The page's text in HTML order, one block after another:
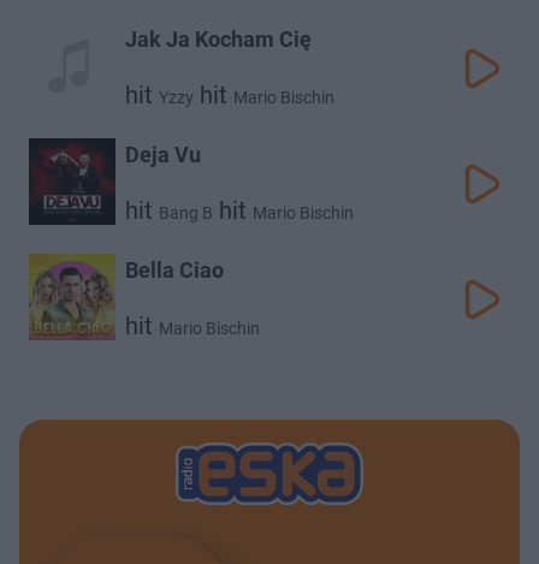
Jak Ja Kocham Cię
hit Yzzy hit Mario Bischin
Deja Vu
hit Bang B hit Mario Bischin
Bella Ciao
hit Mario Bischin